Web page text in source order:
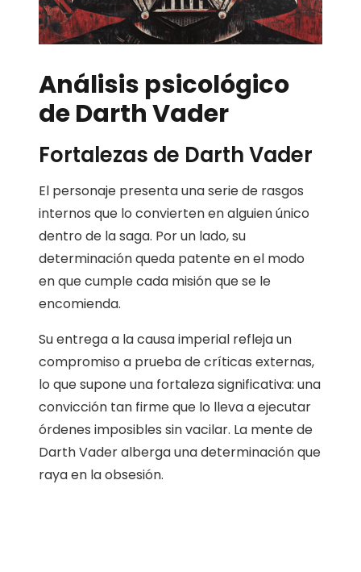
Análisis psicológico
de Darth Vader
Fortalezas de Darth Vader
El personaje presenta una serie de rasgos
internos que lo convierten en alguien único
dentro de la saga. Por un lado, su
determinación queda patente en el modo
en que cumple cada misión que se le
encomienda.
Su entrega a la causa imperial refleja un
compromiso a prueba de críticas externas,
lo que supone una fortaleza significativa: una
convicción tan firme que lo lleva a ejecutar
órdenes imposibles sin vacilar. La mente de
Darth Vader alberga una determinación que
raya en la obsesión.